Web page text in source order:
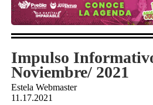
Impulso
Noviembre/ 2021
Estela Webmaster
11.17.2021